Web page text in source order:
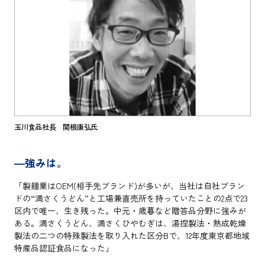
玉川食品社長 関根康弘氏
―強みは。
「製麺業はOEM(相手先ブランド)が多いが、当社は自社ブラン
ドの“満さくうどん”と工場兼直売所を持っていたことの2点で23
区内で唯一、生き残った。中元・歳暮など贈答品分野に強みが
ある。満さくうどん、満さくひやむぎは、湯捏製法・熟成乾燥
製法の二つの特殊製法を取り入れた区分Bで、12年度東京都地域
特産品認証食品になった」